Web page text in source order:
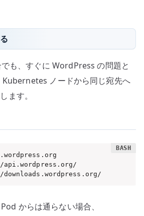
も、すぐに WordPress の問題と
Kubernetes ノードから同じ宛先へ
ます。
からは通らない場合、